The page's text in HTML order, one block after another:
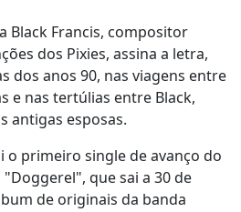
Black Francis, compositor
dos Pixies, assina a letra,
dos anos 90, nas viagens entre
e nas tertúlias entre Black,
antigas esposas.
o primeiro single de avanço do
que sai a 30 de
de originais da banda